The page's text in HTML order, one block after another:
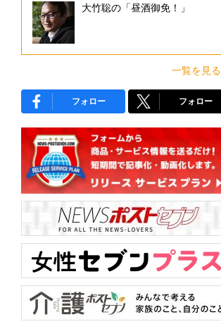
大竹聡の「昼酒御免！」
一覧を見る
フォロー フォロー